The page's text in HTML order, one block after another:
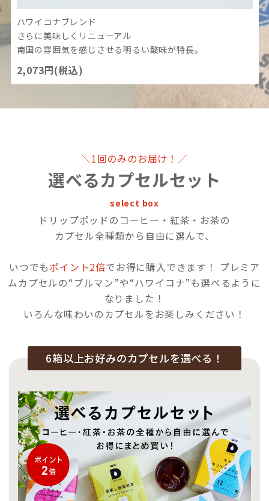
ハワイコナブレンド
さらに美味しくリニューアル
南国の雰囲気を感じさせる明るい酸味が特長。
2,073円(税込)
＼1回のみのお届け！／
選べるカプセルセット
select box
ドリップポッドのコーヒー・紅茶・お茶の
カプセル全種類から自由に選んで、
いつでもポイント2倍でお得に購入できます！ プレミア
ムカプセルの“ブルマン”や“ハワイコナ”も選べるように
なりました！
いろんな味わいのカプセルをお楽しみください！
6箱以上お好みのカプセルを選べる！